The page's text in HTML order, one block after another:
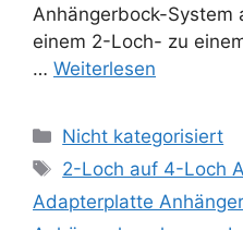
Anhängerbock-System
einem 2-Loch- zu
… Weiterlesen
Kategorien
Nicht kategorisiert
Schlagwörter
2-Loch auf 4-Loch
Adapterplatte